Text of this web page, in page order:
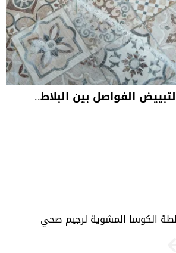
الفواصل بين البلاط..
الكوسا المشوية لرجيم صحي